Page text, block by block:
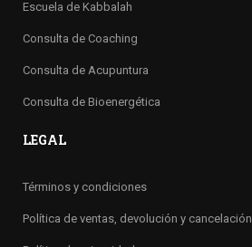
Escuela de Kabbalah
Consulta de Coaching
Consulta de Acupuntura
Consulta de Bioenergética
LEGAL
Términos y condiciones
Política de ventas, devolución y cancelación